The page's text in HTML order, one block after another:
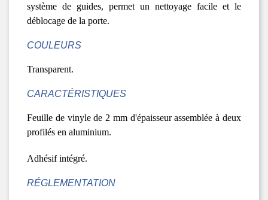
système de guides, permet un nettoyage facile et le
déblocage de la porte.
COULEURS
Transparent.
CARACTÉRISTIQUES
Feuille de vinyle de 2 mm d'épaisseur assemblée à deux
profilés en aluminium.
Adhésif intégré.
RÉGLEMENTATION